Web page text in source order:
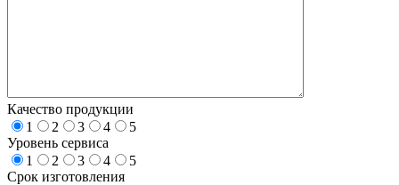
Качество продукции
1
2 3 4
5
Уровень сервиса
1
2 3 4
5
Срок изготовления